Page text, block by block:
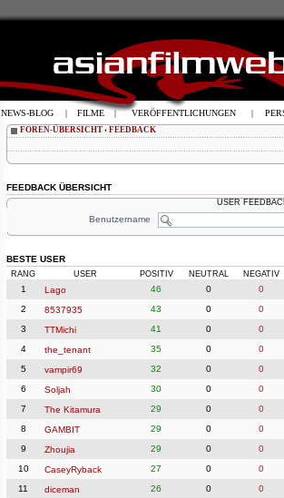
FOREN-ÜBERSICHT ‹ FEEDBACK
FEEDBACK ÜBERSICHT
USER
Benutzername
BESTE USER
RANG USER POSITIV NEUTRAL NEGATIV
1 Lago 46 0
0
2
8537935 43 0
0
3
TTMichi 41 0
0
4
the_tenant 35 0
0
5
vampir69 32 0
0
6
Soljah 30 0
0
7
The Kitamura 29 0
0
8
GAMBIT 29 0
0
9
Zhoujia 29 0
0
10
CaseyRyback 27 0
0
11
diceman 26 0
0
NEWS-BLOG | FILME | VERÖFFENTLICHUNGEN |